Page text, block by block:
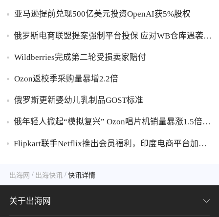
亚马逊提前兑现500亿美元投资OpenAI获5%股权
俄罗斯电商联盟提案强制平台投保 应对WB仓库遇袭卖
Wildberries完成第二轮受损卖家赔付
Ozon返校季采购量暴增2.2倍
俄罗斯更新婴幼儿乳制品GOST标准
俄年轻人掀起“模拟复兴” Ozon唱片机销量暴涨1.5倍黑
Flipkart联手Netflix推出会员福利，印度电商平台加码
出海网 / 出海快讯 / 快讯详情
关于出海网